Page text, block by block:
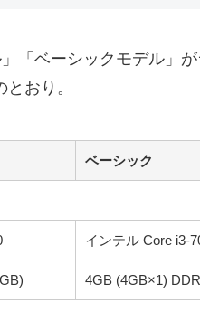
「ベーシックモデル」
おり。
ベーシック
インテル Core i3-
4GB (4GB×1)